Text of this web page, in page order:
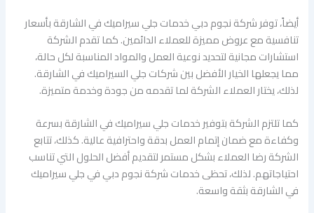
أيضاً، توفر شركة نجوم دبي خدمات جلي سيراميك في الشارقة بأسعار
تنافسية مع عروض مميزة للعملاء الدائمين. كما تقدم الشركة
استشارات مجانية لتحديد نوعية العمل والمواد المناسبة لكل حالة،
مما يجعلها الخيار الأفضل بين شركات جلي السيراميك في الشارقة.
لذلك، يختار العملاء الشركة لما تقدمه من جودة وخدمة متميزة.
كما تلتزم الشركة بتوفير خدمات جلي سيراميك في الشارقة بسرعة
وكفاءة مع ضمان إتمام العمل بدقة واحترافية عالية. كذلك، تتابع
الشركة رضا العملاء بشكل مستمر لتقديم أفضل الحلول التي تناسب
احتياجاتهم. لذلك، تحظى خدمات شركة نجوم دبي في جلي سيراميك
في الشارقة بثقة واسعة.